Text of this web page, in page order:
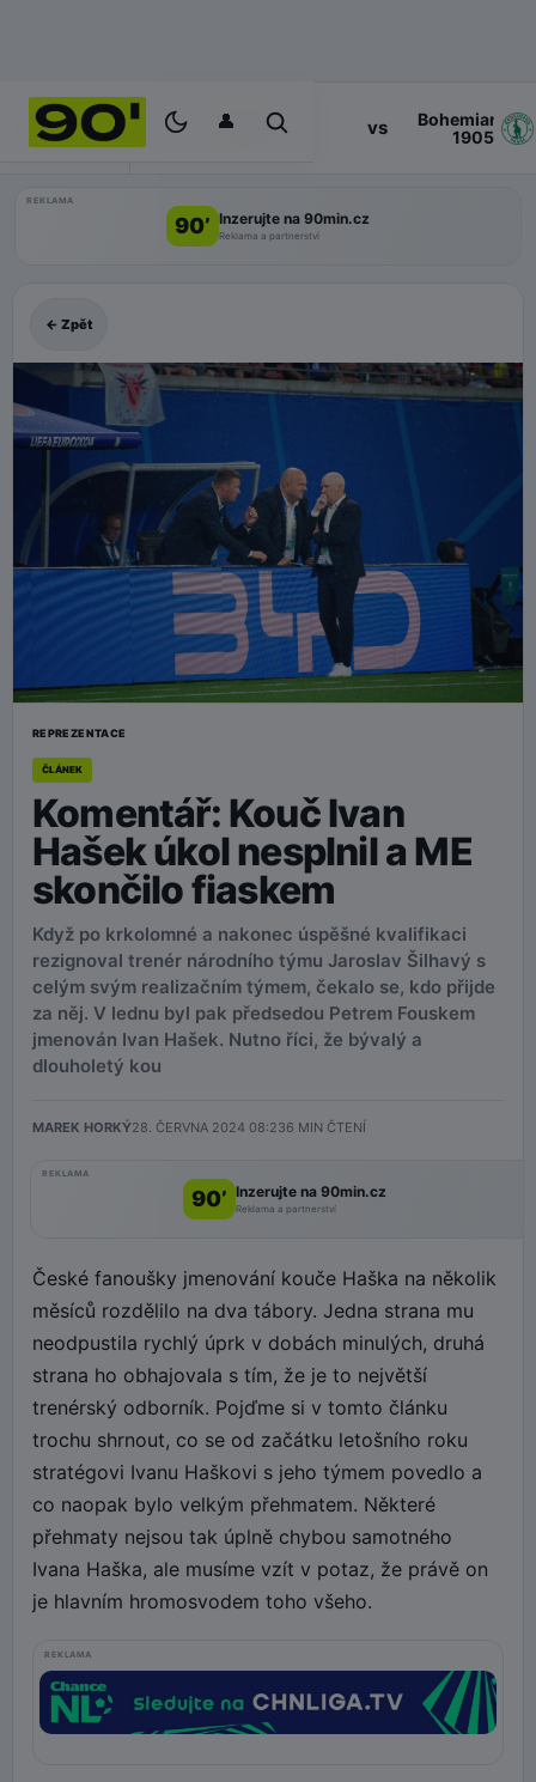
👤
PROGRAM 17:00 Zlin vs
Bohemians
1905
REKLAMA
90’ Inzerujte na 90min.cz
Reklama a partnerství
← Zpět
REPREZENTACE
ČLÁNEK
Komentář: Kouč Ivan
Hašek úkol nesplnil a ME
skončilo fiaskem
Když po krkolomné a nakonec úspěšné kvalifikaci
rezignoval trenér národního týmu Jaroslav Šilhavý s
celým svým realizačním týmem, čekalo se, kdo přijde
za něj. V lednu byl pak předsedou Petrem Fouskem
jmenován Ivan Hašek. Nutno říci, že bývalý a
dlouholetý kou
MAREK HORKÝ28. ČERVNA 2024 08:236 MIN ČTENÍ
REKLAMA
90’ Inzerujte na 90min.cz
Reklama a partnerství
České fanoušky jmenování kouče Haška na několik
měsíců rozdělilo na dva tábory. Jedna strana mu
neodpustila rychlý úprk v dobách minulých, druhá
strana ho obhajovala s tím, že je to největší
trenérský odborník. Pojďme si v tomto článku
trochu shrnout, co se od začátku letošního roku
stratégovi Ivanu Haškovi s jeho týmem povedlo a
co naopak bylo velkým přehmatem. Některé
přehmaty nejsou tak úplně chybou samotného
Ivana Haška, ale musíme vzít v potaz, že právě on
je hlavním hromosvodem toho všeho.
REKLAMA